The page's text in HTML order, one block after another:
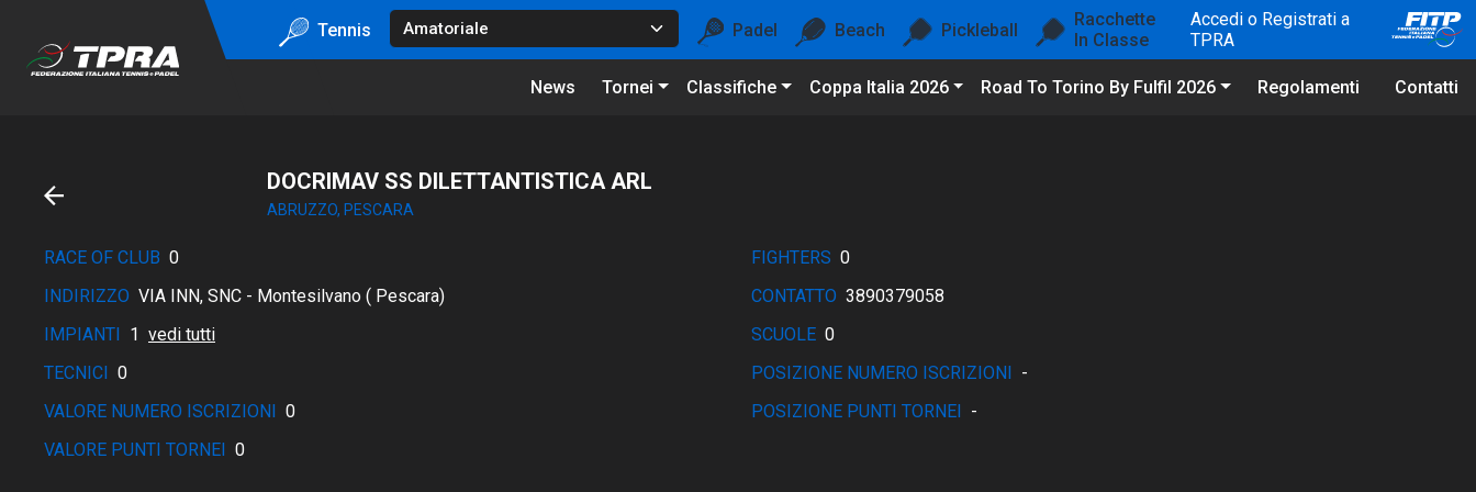
Tennis Padel Beach Pickleball
Racchette
In Classe
Accedi o Registrati a
TPRA
News Tornei Classifiche Coppa Italia 2026 Road To Torino By Fulfil 2026 Regolamenti Contatti
DOCRIMAV SS DILETTANTISTICA ARL
ABRUZZO, PESCARA
RACE OF CLUB 0 FIGHTERS 0
INDIRIZZO VIA INN, SNC - Montesilvano ( Pescara) CONTATTO 3890379058
IMPIANTI 1 vedi tutti SCUOLE 0
TECNICI 0 POSIZIONE NUMERO ISCRIZIONI -
VALORE NUMERO ISCRIZIONI 0 POSIZIONE PUNTI TORNEI -
VALORE PUNTI TORNEI 0